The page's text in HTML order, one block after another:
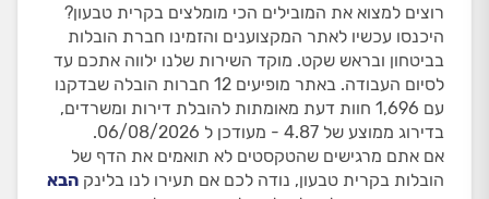
רוצים למצוא את המובילים הכי מומלצים בקרית טבעון?
היכנסו עכשיו לאתר המקצוענים והזמינו חברת הובלות
בביטחון ובראש שקט. מוקד השירות שלנו ילווה אתכם עד
לסיום העבודה. באתר מופיעים 12 חברות הובלה שבדקנו
עם 1,696 חוות דעת מאומתות להובלת דירות ומשרדים,
בדירוג ממוצע של 4.87 - מעודכן ל 06/08/2026.
אם אתם מרגישים שהטקסטים לא תואמים את הדף של
הובלות בקרית טבעון, נודה לכם אם תעירו לנו בלינק הבא